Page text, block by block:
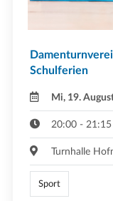
Schulferien
Mi, 19.
20:00 -
Turnhalle
Sport